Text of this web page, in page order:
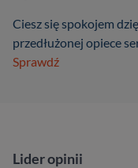
Ciesz się spokojem
przedłużonej opiece
Sprawdź
Lider opinii